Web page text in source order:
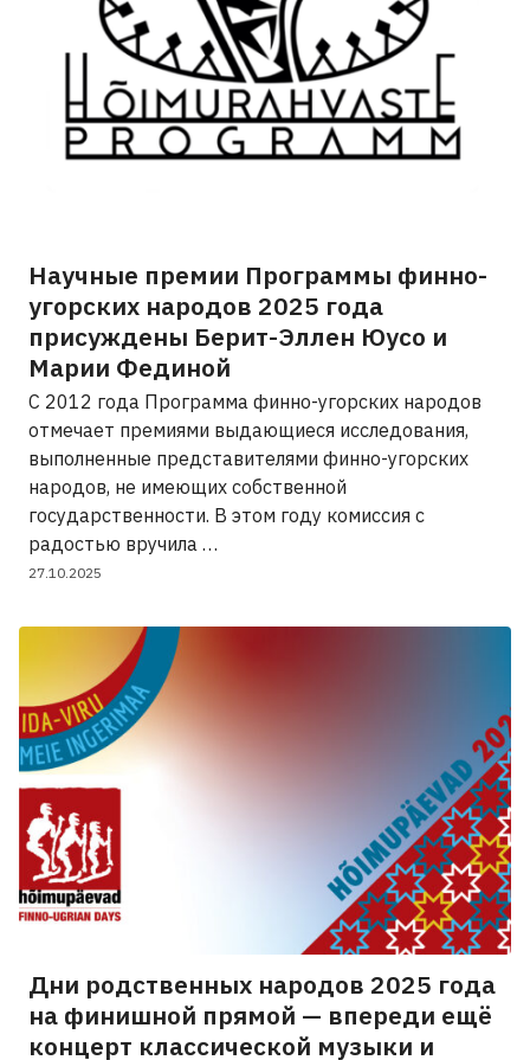
Научные премии Программы финно-
угорских народов 2025 года
присуждены Берит-Эллен Юусо и
Марии Фединой
С 2012 года Программа финно-угорских народов
отмечает премиями выдающиеся исследования,
выполненные представителями финно-угорских
народов, не имеющих собственной
государственности. В этом году комиссия с
радостью вручила …
27.10.2025
Дни родственных народов 2025 года
на финишной прямой — впереди ещё
концерт классической музыки и